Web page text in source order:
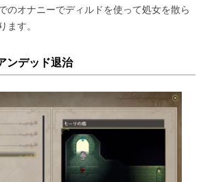
のオナニーでディルドを使って処女を散ら
ます。
ンデッド退治